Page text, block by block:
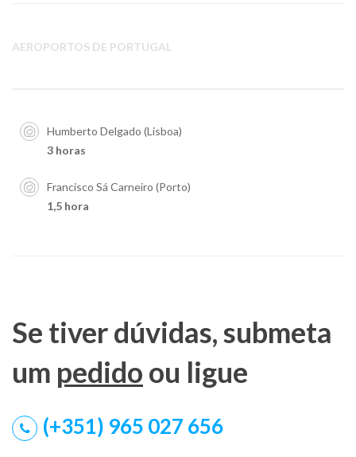
AEROPORTOS DE PORTUGAL
Humberto Delgado (Lisboa)
3 horas
Francisco Sá Carneiro (Porto)
1,5 hora
Se tiver dúvidas, submeta
um pedido ou ligue
(+351) 965 027 656